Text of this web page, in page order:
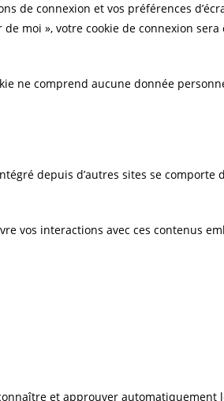
de connexion et vos préférences
de moi », votre cookie de connexion
ne comprend aucune donnée
depuis d’autres sites se comporte
vos interactions avec ces contenus
et approuver automatiquement